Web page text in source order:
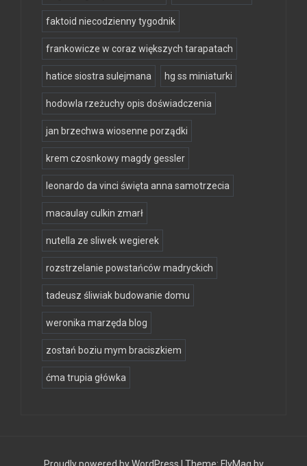
faktoid niecodzienny tygodnik
frankowicze w coraz większych tarapatach
hatice siostra sulejmana hg ss miniaturki
hodowla rzeżuchy opis doświadczenia
jan brzechwa wiosenne porządki
krem czosnkowy magdy gessler
leonardo da vinci święta anna samotrzecia
macaulay culkin zmarł
nutella ze sliwek wegierek
rozstrzelanie powstańców madryckich
tadeusz śliwiak budowanie domu
weronika marzęda blog
zostań boziu mym braciszkiem
ćma trupia główka
Proudly powered by WordPress Theme: FlyMag by